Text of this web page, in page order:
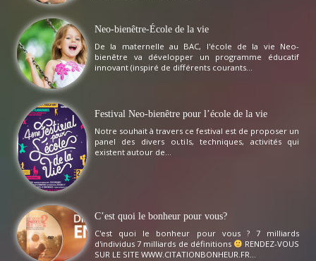
Neo-bienêtre-École de la vie
De la maternelle au BAC, l'école de la vie Neo-
bienêtre va développer un programme éducatif
innovant (inspiré de différents courants...
Festival Neo-bienêtre pour l’école de la vie
Notre souhait à travers ce festival est de proposer un
panel des divers outils, techniques, activités qui
existent autour de...
C’est quoi le bonheur pour vous?
C'est quoi le bonheur pour vous ? 7 milliards
d'individus 7 milliards de définitions
RENDEZ-VOUS
SUR LE SITE WWW.CITATIONBONHEUR.FR...